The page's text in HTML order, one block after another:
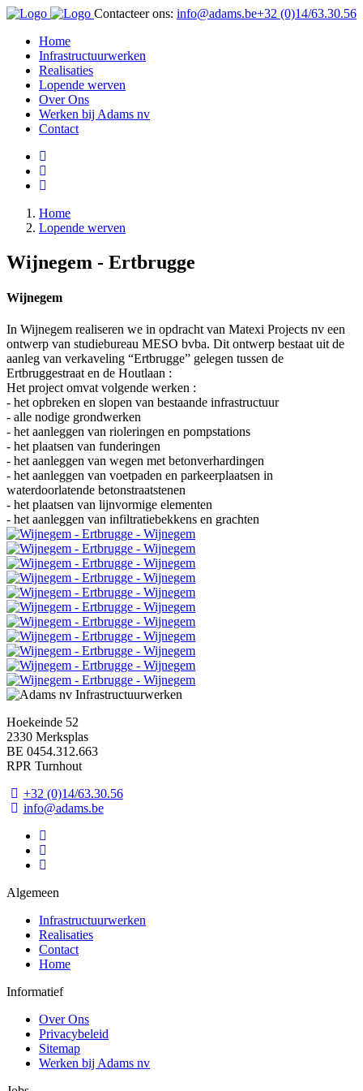
Contacteer ons: info@adams.be+32 (0)14/63.30.56
Home
Infrastructuurwerken
Realisaties
Lopende werven
Over Ons
Werken bij Adams nv
Contact
Home
Lopende werven
Wijnegem - Ertbrugge
Wijnegem
In Wijnegem realiseren we in opdracht van Matexi Projects nv een
ontwerp van studiebureau MESO bvba. Dit ontwerp bestaat uit de
aanleg van verkaveling “Ertbrugge” gelegen tussen de
Ertbruggestraat en de Houtlaan :
Het project omvat volgende werken :
- het opbreken en slopen van bestaande infrastructuur
- alle nodige grondwerken
- het aanleggen van rioleringen en pompstations
- het plaatsen van funderingen
- het aanleggen van wegen met betonverhardingen
- het aanleggen van voetpaden en parkeerplaatsen in
waterdoorlatende betonstraatstenen
- het plaatsen van lijnvormige elementen
- het aanleggen van infiltratiebekkens en grachten
Hoekeinde 52
2330 Merksplas
BE 0454.312.663
RPR Turnhout
+32 (0)14/63.30.56
info@adams.be
Algemeen
Infrastructuurwerken
Realisaties
Contact
Home
Informatief
Over Ons
Privacybeleid
Sitemap
Werken bij Adams nv